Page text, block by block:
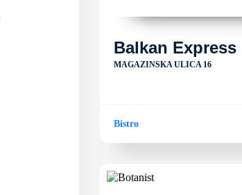
Balkan Express
MAGAZINSKA ULICA 16
Bistro